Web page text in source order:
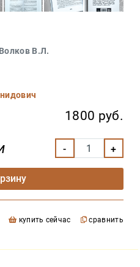
В.Л.
1800 руб.
купить сейчас сравнить